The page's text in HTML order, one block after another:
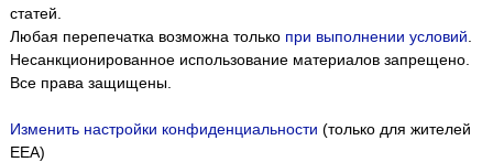
статей.
Любая перепечатка возможна только при выполнении условий
Несанкционированное использование материалов запрещено.
Все права защищены.
Изменить настройки конфиденциальности (только для жителей
EEA)